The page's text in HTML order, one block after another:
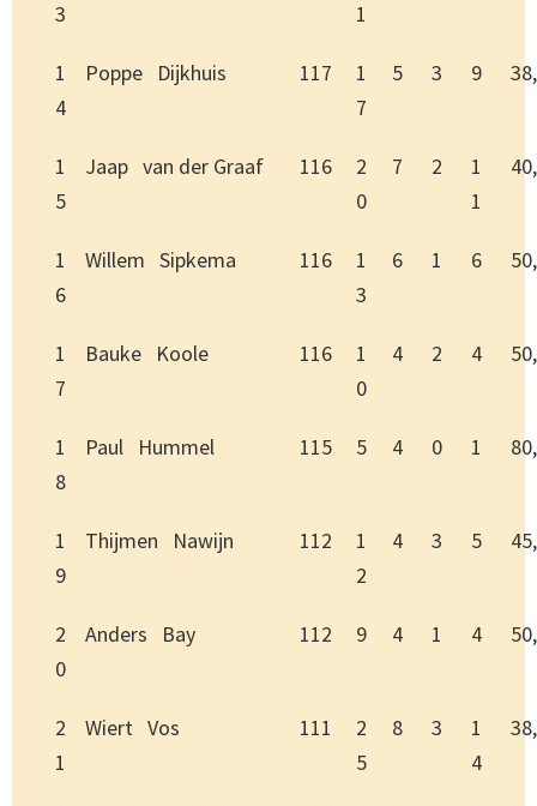
3 1
1
4
Poppe Dijkhuis 117
1
7
5 3 9
1
5
Jaap van der Graaf 116
2
0
7 2
1
1
1
6
Willem Sipkema 116
1
3
6 1 6
1
7
Bauke Koole 116
1
0
4 2 4
1
8
Paul Hummel 115 5 4 0 1
1
9
Thijmen Nawijn 112
1
2
4 3 5
2
0
Anders Bay 112 9 4 1 4
2
1
Wiert Vos 111
2
5
8 3
1
4